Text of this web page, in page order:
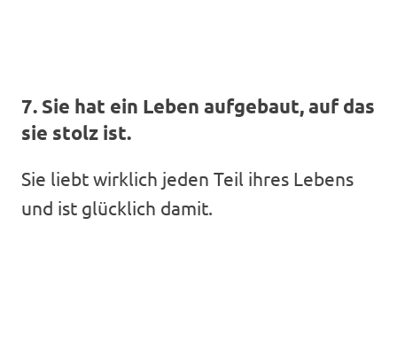
7. Sie hat ein Leben aufgebaut, auf das
sie stolz ist.
Sie liebt wirklich jeden Teil ihres Lebens
und ist glücklich damit.